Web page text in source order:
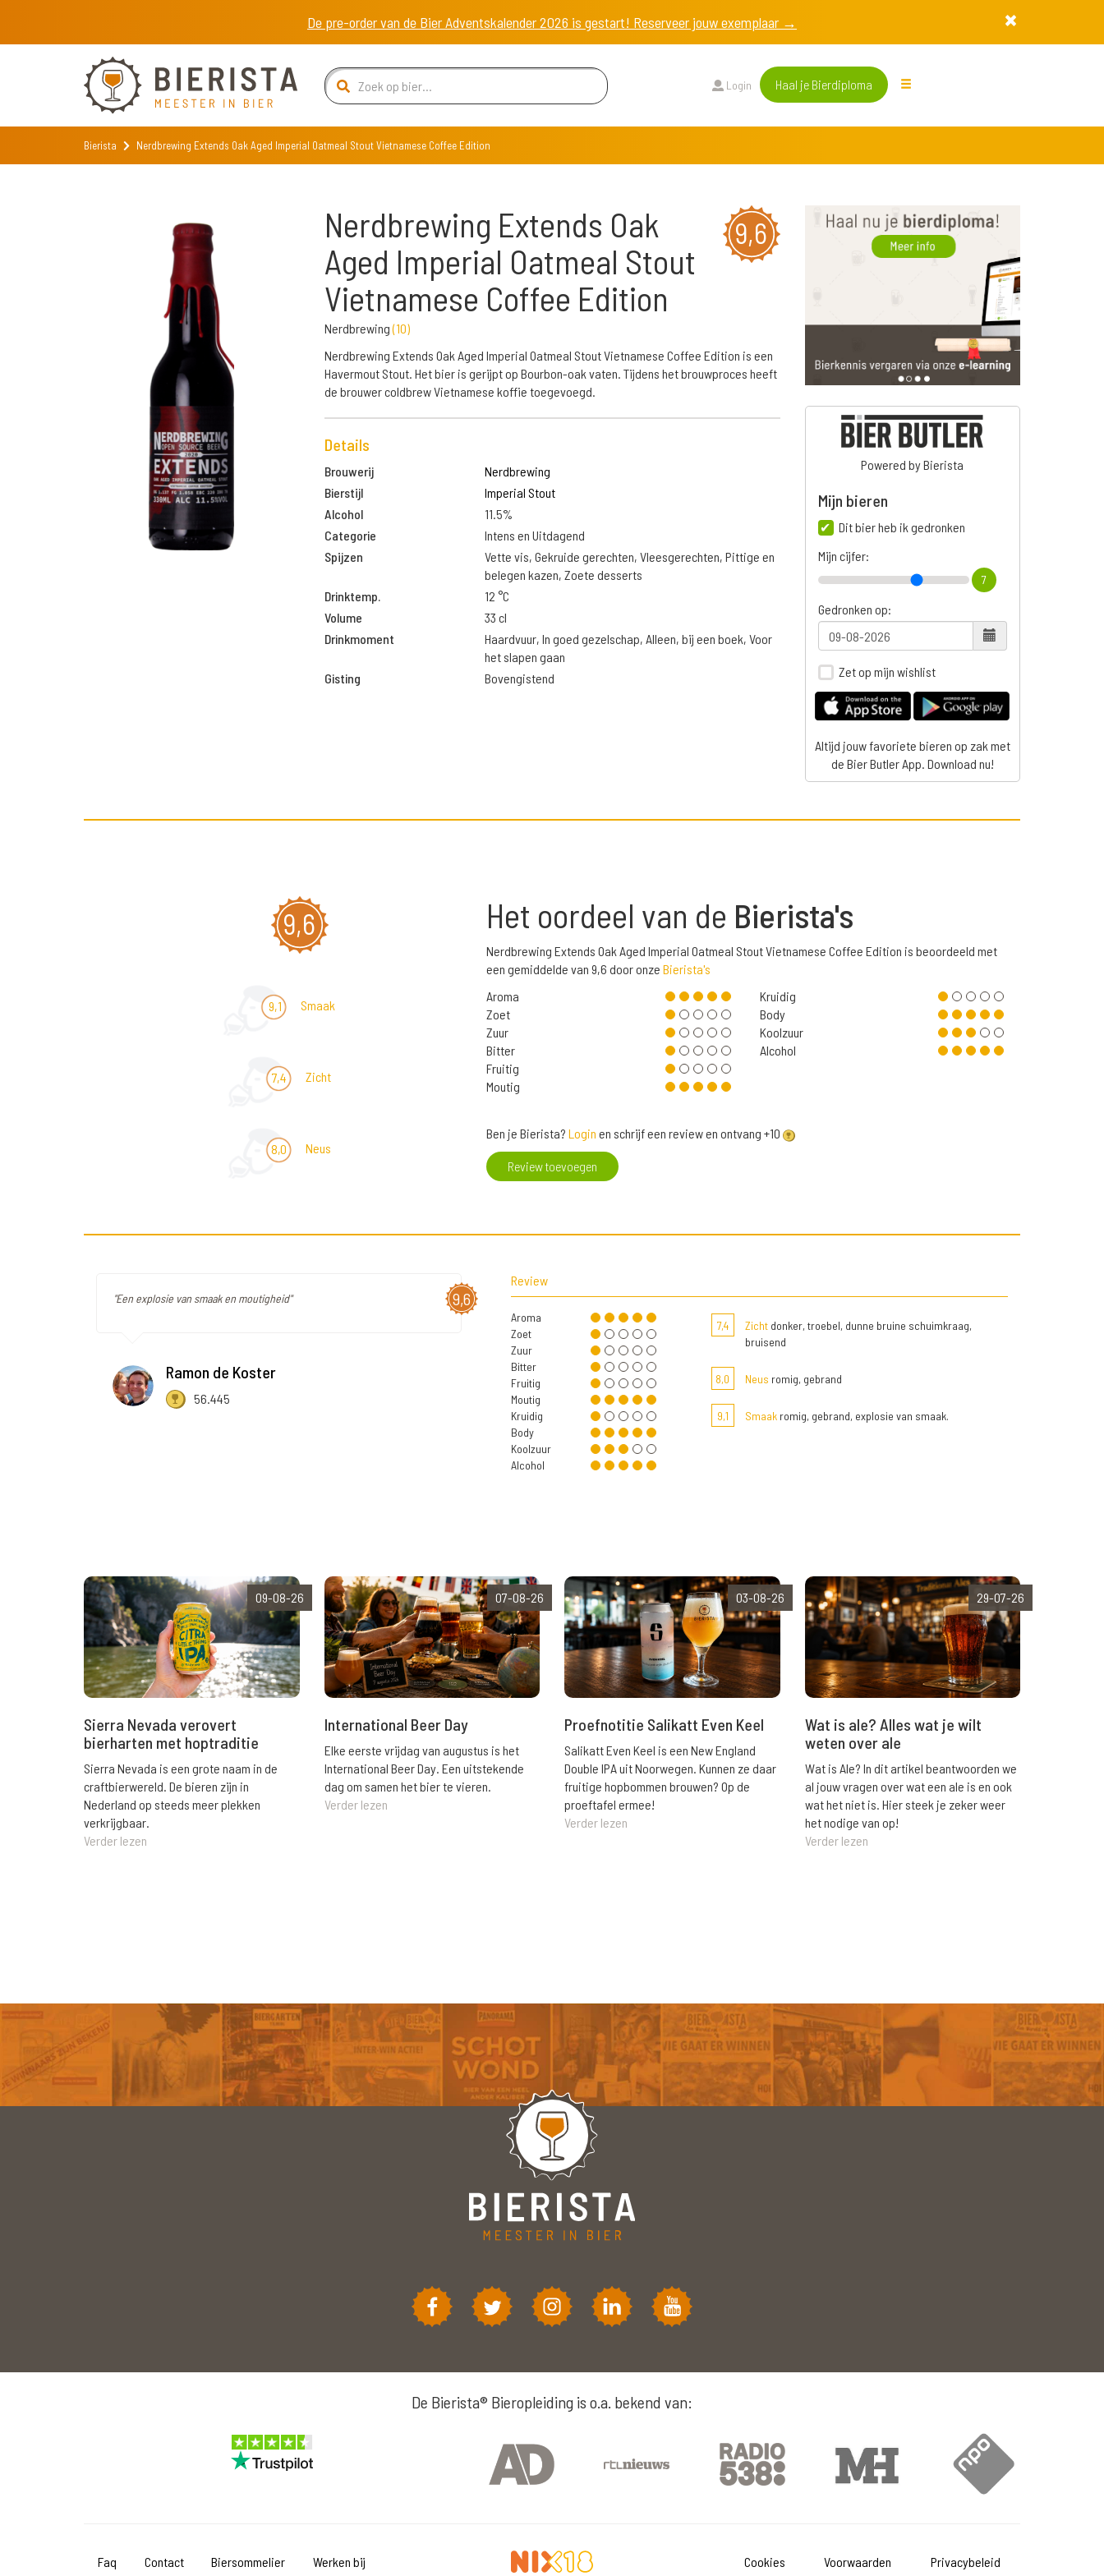
De pre-order van de Bier Adventskalender 2026 is gestart! Reserveer jouw exemplaar →
Login Haal je Bierdiploma
Bierista Nerdbrewing Extends Oak Aged Imperial Oatmeal Stout Vietnamese Coffee Edition
9,6
Nerdbrewing Extends Oak
Aged Imperial Oatmeal Stout
Vietnamese Coffee Edition
Nerdbrewing(10)
Nerdbrewing Extends Oak Aged Imperial Oatmeal Stout Vietnamese Coffee Edition is een
Havermout Stout. Het bier is gerijpt op Bourbon-oak vaten. Tijdens het brouwproces heeft
de brouwer coldbrew Vietnamese koffie toegevoegd.
Details
Brouwerij
Nerdbrewing
Bierstijl
Imperial Stout
Alcohol
11.5%
Categorie
Intens en Uitdagend
Spijzen
Vette vis, Gekruide gerechten, Vleesgerechten, Pittige en
belegen kazen, Zoete desserts
Drinktemp.
12 °C
Volume
33 cl
Drinkmoment
Haardvuur, In goed gezelschap, Alleen, bij een boek, Voor
het slapen gaan
Gisting
Bovengistend
Powered by Bierista
Mijn bieren
Dit bier heb ik gedronken
Mijn cijfer:
7
Gedronken op:
Zet op mijn wishlist
Altijd jouw favoriete bieren op zak met
de Bier Butler App. Download nu!
9,6
9,1 Smaak
7,4 Zicht
8,0 Neus
Het oordeel van de Bierista's
Nerdbrewing Extends Oak Aged Imperial Oatmeal Stout Vietnamese Coffee Edition is beoordeeld met
een gemiddelde van 9,6 door onze Bierista's
Aroma
Zoet
Zuur
Bitter
Fruitig
Moutig
Kruidig
Body
Koolzuur
Alcohol
Ben je Bierista? Login en schrijf een review en ontvang +10
Review toevoegen
9,6
"Een explosie van smaak en moutigheid"
Ramon de Koster
56.445
Review
Aroma
Zoet
Zuur
Bitter
Fruitig
Moutig
Kruidig
Body
Koolzuur
Alcohol
7,4 Zichtdonker, troebel, dunne bruine schuimkraag,
bruisend
8,0 Neus romig, gebrand
9,1 Smaakromig, gebrand, explosie van smaak.
09-08-26
Sierra Nevada verovert
bierharten met hoptraditie
Sierra Nevada is een grote naam in de
craftbierwereld. De bieren zijn in
Nederland op steeds meer plekken
verkrijgbaar.
Verder lezen
07-08-26
International Beer Day
Elke eerste vrijdag van augustus is het
International Beer Day. Een uitstekende
dag om samen het bier te vieren.
Verder lezen
03-08-26
Proefnotitie Salikatt Even Keel
Salikatt Even Keel is een New England
Double IPA uit Noorwegen. Kunnen ze daar
fruitige hopbommen brouwen? Op de
proeftafel ermee!
Verder lezen
29-07-26
Wat is ale? Alles wat je wilt
weten over ale
Wat is Ale? In dit artikel beantwoorden we
al jouw vragen over wat een ale is en ook
wat het niet is. Hier steek je zeker weer
het nodige van op!
Verder lezen
De Bierista® Bieropleiding is o.a. bekend van:
Faq Contact Biersommelier Werken bij Cookies Voorwaarden Privacybeleid